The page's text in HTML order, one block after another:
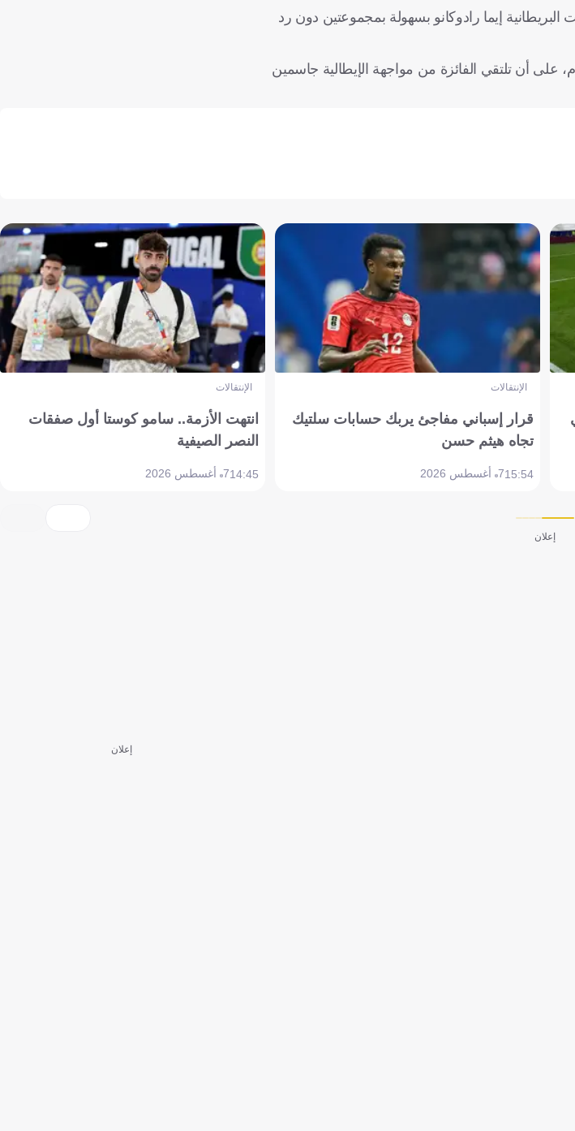
البريطانية إيما رادوكانو بسهولة بمجموعتين دون رد
على أن تلتقي الفائزة من مواجهة الإيطالية جاسمين
الإنتقالات
قرار إسباني مفاجئ يربك حسابات سلتيك
تجاه هيثم حسن
15:547 أغسطس 2026
الإنتقالات
انتهت الأزمة.. سامو كوستا أول صفقات
النصر الصيفية
14:457 أغسطس 2026
إعلان
إعلان